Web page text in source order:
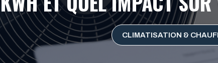
CLIMATISATION &